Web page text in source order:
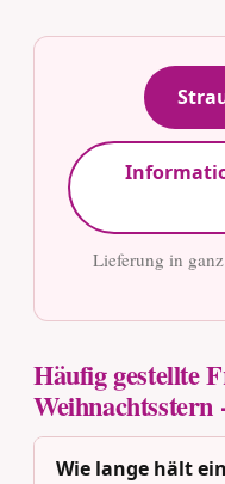
Lieferung in
Häufig gestellte
Weihnachtsstern
Wie lange hält